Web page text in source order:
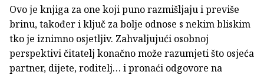
Ovo je knjiga za one koji puno razmišljaju i previše
brinu, također i ključ za bolje odnose s nekim bliskim
tko je iznimno osjetljiv. Zahvaljujući osobnoj
perspektivi čitatelj konačno može razumjeti što osjeća
partner, dijete, roditelj… i pronaći odgovore na